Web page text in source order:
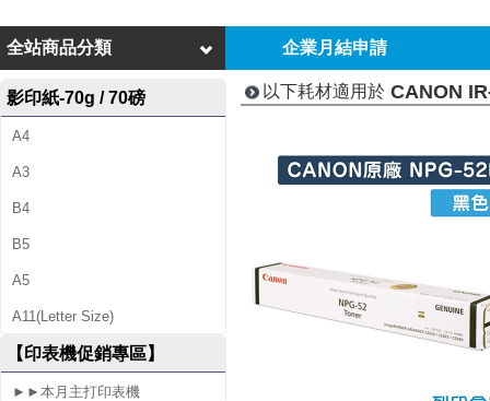
N
I
R
-
A
2
5
企業月結申請
全站商品分類
影印紙-70g / 70磅
A4
A3
B4
B5
A5
A11(Letter Size)
【印表機促銷專區】
►►本月主打印表機
以下耗材適用於 CANON